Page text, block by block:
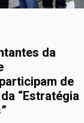
da
de
“Estratégia